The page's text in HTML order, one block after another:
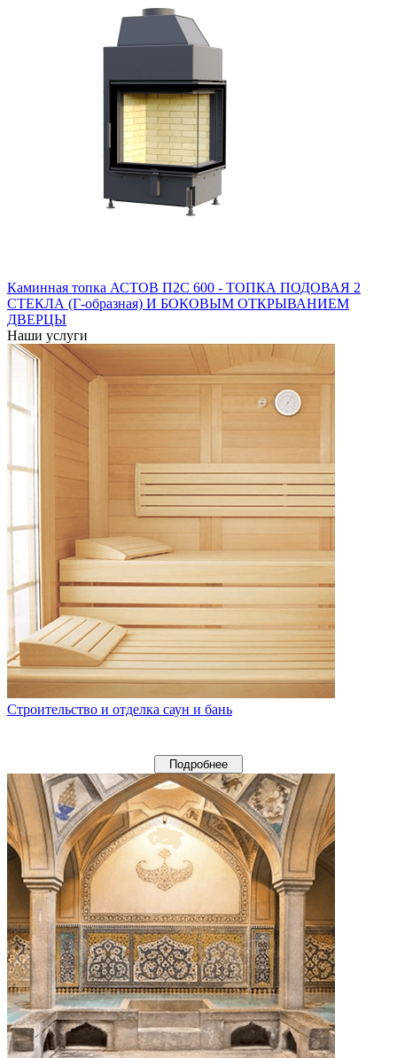
Каминная топка АСТОВ П2С 600 - ТОПКА ПОДОВАЯ 2
СТЕКЛА (Г-образная) И БОКОВЫМ ОТКРЫВАНИЕМ
ДВЕРЦЫ
Наши услуги
Строительство и отделка саун и бань
Подробнее